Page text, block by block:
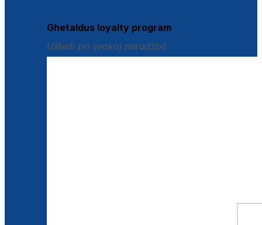
Ghetaldus loyalty program
Uštedi pri svakoj narudžbi!